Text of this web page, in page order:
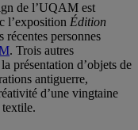
de l’UQAM est
l’exposition Édition
récentes personnes
. Trois autres
présentation d’objets de
antiguerre,
d’une vingtaine
textile.